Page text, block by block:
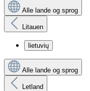
Alle lande og sprog
Litauen
lietuvių
Alle lande og sprog
Letland